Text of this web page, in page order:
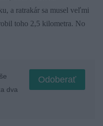
a ratrakár sa musel veľmi
toho 2,5 kilometra. No
Odoberať
dva